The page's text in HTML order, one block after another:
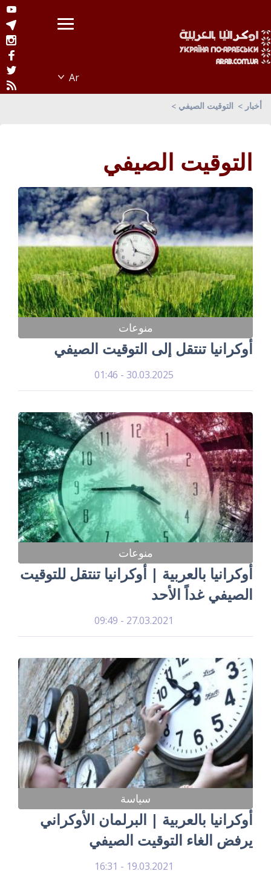
أخبار التوقيت الصيفي
التوقيت الصيفي
منوعات
أوكرانيا تنتقل إلى التوقيت الصيفي
30.03.2025 - 01:46
منوعات
أوكرانيا بالعربية | أوكرانيا تنتقل للتوقيت
الصيفي غداً الأحد
27.03.2021 - 09:49
سياسة
أوكرانيا بالعربية | البرلمان الأوكراني
يرفض الغاء التوقيت الصيفي
19.03.2021 - 16:31